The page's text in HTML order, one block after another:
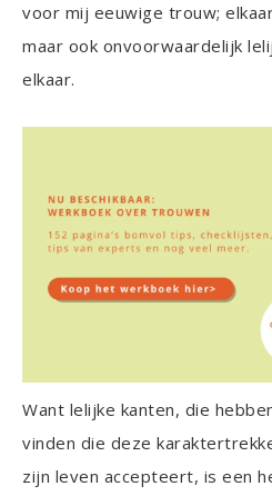
voor mij eeuwige trouw;
maar ook onvoorwaardelijk
elkaar.
Want lelijke kanten, die
vinden die deze
zijn leven accepteert, is een